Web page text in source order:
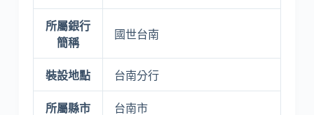
所屬銀行
簡稱
國世台南
裝設地點 台南分行
所屬縣市 台南市